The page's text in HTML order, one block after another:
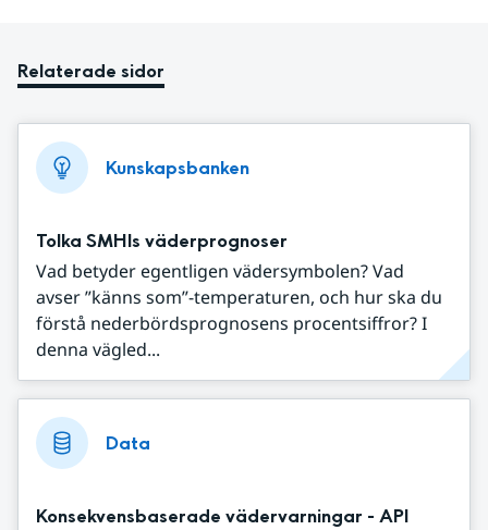
Relaterade sidor
Kunskapsbanken
Tolka SMHIs väderprognoser
Vad betyder egentligen vädersymbolen? Vad
avser ”känns som”-temperaturen, och hur ska du
förstå nederbördsprognosens procentsiffror? I
denna vägled...
Data
Konsekvensbaserade vädervarningar - API